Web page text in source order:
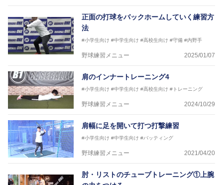
正面の打球をバックホームしていく練習方
法
#小学生向け #中学生向け #高校生向け #守備 #内野手
野球練習メニュー 2025/01/07
肩のインナートレーニング4
#小学生向け #中学生向け #高校生向け #トレーニング
野球練習メニュー 2024/10/29
肩幅に足を開いて打つ打撃練習
#小学生向け #中学生向け #バッティング
野球練習メニュー 2021/04/20
肘・リストのチューブトレーニング①上腕